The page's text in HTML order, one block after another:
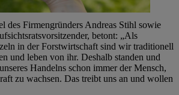
des Firmengründers Andreas Stihl sowie
betont: „Als
in der Forstwirtschaft sind wir traditionell
und leben von ihr. Deshalb standen und
Handelns schon immer der Mensch,
zu wachsen. Das treibt uns an und wollen